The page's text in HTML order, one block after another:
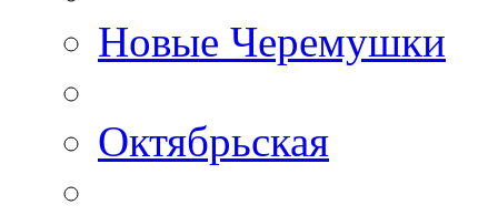
Новые Черемушки
Октябрьская